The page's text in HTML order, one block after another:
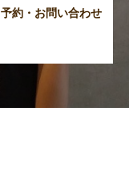
予約・お問い合わせ